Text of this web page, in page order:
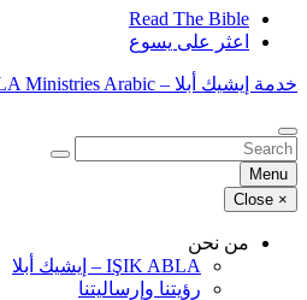
Read The Bible
اعثر على يسوع
خدمة إيشيك أبلا – IŞIK ABLA Ministries Arabic
البحث
عن:
Menu
×
من نحن
IŞIK ABLA – إيشيك أبلا
رؤيتنا وإرساليتنا